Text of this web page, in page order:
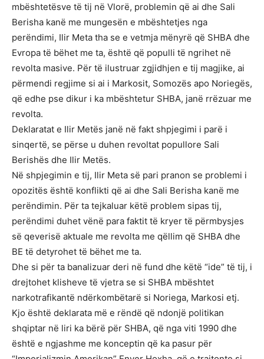
mbështetësve të tij në Vlorë, problemin që ai dhe Sali
Berisha kanë me mungesën e mbështetjes nga
perëndimi, Ilir Meta tha se e vetmja mënyrë që SHBA dhe
Evropa të bëhet me ta, është që populli të ngrihet në
revolta masive. Për të ilustruar zgjidhjen e tij magjike, ai
përmendi regjime si ai i Markosit, Somozës apo Noriegës,
që edhe pse dikur i ka mbështetur SHBA, janë rrëzuar me
revolta.
Deklaratat e Ilir Metës janë në fakt shpjegimi i parë i
sinqertë, se përse u duhen revoltat popullore Sali
Berishës dhe Ilir Metës.
Në shpjegimin e tij, Ilir Meta së pari pranon se problemi i
opozitës është konflikti që ai dhe Sali Berisha kanë me
perëndimin. Për ta tejkaluar këtë problem sipas tij,
perëndimi duhet vënë para faktit të kryer të përmbysjes
së qeverisë aktuale me revolta me qëllim që SHBA dhe
BE të detyrohet të bëhet me ta.
Dhe si për ta banalizuar deri në fund dhe këtë “ide” të tij, i
drejtohet klisheve të vjetra se si SHBA mbështet
narkotrafikantë ndërkombëtarë si Noriega, Markosi etj.
Kjo është deklarata më e rëndë që ndonjë politikan
shqiptar në liri ka bërë për SHBA, që nga viti 1990 dhe
është e ngjashme me konceptin që ka pasur për